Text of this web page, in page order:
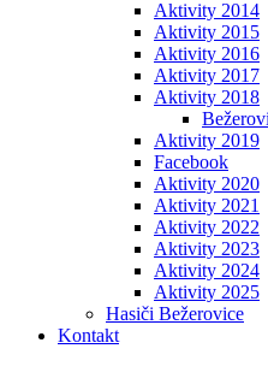
Aktivity 2014
Aktivity 2015
Aktivity 2016
Aktivity 2017
Aktivity 2018
Aktivity 2019
Facebook
Aktivity 2020
Aktivity 2021
Aktivity 2022
Aktivity 2023
Aktivity 2024
Aktivity 2025
Hasiči Bežerovice
Kontakt